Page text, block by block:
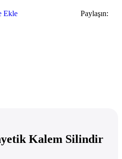
Ekle Paylaşın:
Kalem Silindir